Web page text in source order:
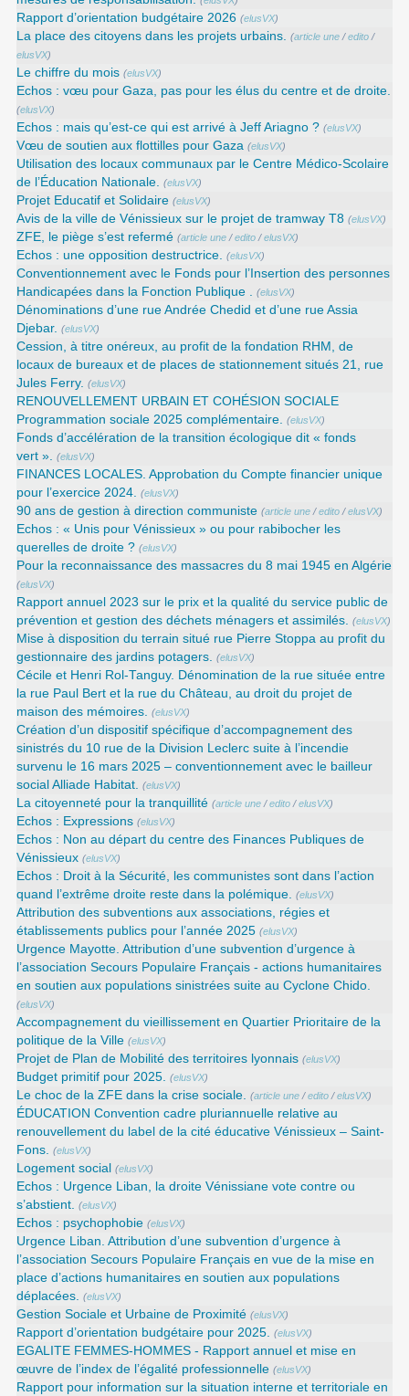
Rapport d’orientation budgétaire 2026 (elusVX)
La place des citoyens dans les projets urbains. (article une /edito /
elusVX)
Le chiffre du mois (elusVX)
Echos : vœu pour Gaza, pas pour les élus du centre et de droite.
(elusVX)
Echos : mais qu’est-ce qui est arrivé à Jeff Ariagno ? (elusVX)
Vœu de soutien aux flottilles pour Gaza (elusVX)
Utilisation des locaux communaux par le Centre Médico-Scolaire
de l’Éducation Nationale. (elusVX)
Projet Educatif et Solidaire (elusVX)
Avis de la ville de Vénissieux sur le projet de tramway T8 (elusVX)
ZFE, le piège s’est refermé (article une /edito /elusVX)
Echos : une opposition destructrice. (elusVX)
Conventionnement avec le Fonds pour l’Insertion des personnes
Handicapées dans la Fonction Publique . (elusVX)
Dénominations d’une rue Andrée Chedid et d’une rue Assia
Djebar. (elusVX)
Cession, à titre onéreux, au profit de la fondation RHM, de
locaux de bureaux et de places de stationnement situés 21, rue
Jules Ferry. (elusVX)
RENOUVELLEMENT URBAIN ET COHÉSION SOCIALE
Programmation sociale 2025 complémentaire. (elusVX)
Fonds d’accélération de la transition écologique dit « fonds
vert ». (elusVX)
FINANCES LOCALES. Approbation du Compte financier unique
pour l’exercice 2024. (elusVX)
90 ans de gestion à direction communiste (article une /edito /elusVX)
Echos : « Unis pour Vénissieux » ou pour rabibocher les
querelles de droite ? (elusVX)
Pour la reconnaissance des massacres du 8 mai 1945 en Algérie
(elusVX)
Rapport annuel 2023 sur le prix et la qualité du service public de
prévention et gestion des déchets ménagers et assimilés. (elusVX)
Mise à disposition du terrain situé rue Pierre Stoppa au profit du
gestionnaire des jardins potagers. (elusVX)
Cécile et Henri Rol-Tanguy. Dénomination de la rue située entre
la rue Paul Bert et la rue du Château, au droit du projet de
maison des mémoires. (elusVX)
Création d’un dispositif spécifique d’accompagnement des
sinistrés du 10 rue de la Division Leclerc suite à l’incendie
survenu le 16 mars 2025 – conventionnement avec le bailleur
social Alliade Habitat. (elusVX)
La citoyenneté pour la tranquillité (article une /edito /elusVX)
Echos : Expressions (elusVX)
Echos : Non au départ du centre des Finances Publiques de
Vénissieux (elusVX)
Echos : Droit à la Sécurité, les communistes sont dans l’action
quand l’extrême droite reste dans la polémique. (elusVX)
Attribution des subventions aux associations, régies et
établissements publics pour l’année 2025 (elusVX)
Urgence Mayotte. Attribution d’une subvention d’urgence à
l’association Secours Populaire Français - actions humanitaires
en soutien aux populations sinistrées suite au Cyclone Chido.
(elusVX)
Accompagnement du vieillissement en Quartier Prioritaire de la
politique de la Ville (elusVX)
Projet de Plan de Mobilité des territoires lyonnais (elusVX)
Budget primitif pour 2025. (elusVX)
Le choc de la ZFE dans la crise sociale. (article une /edito /elusVX)
ÉDUCATION Convention cadre pluriannuelle relative au
renouvellement du label de la cité éducative Vénissieux – Saint-
Fons. (elusVX)
Logement social (elusVX)
Echos : Urgence Liban, la droite Vénissiane vote contre ou
s’abstient. (elusVX)
Echos : psychophobie (elusVX)
Urgence Liban. Attribution d’une subvention d’urgence à
l’association Secours Populaire Français en vue de la mise en
place d’actions humanitaires en soutien aux populations
déplacées. (elusVX)
Gestion Sociale et Urbaine de Proximité (elusVX)
Rapport d’orientation budgétaire pour 2025. (elusVX)
EGALITE FEMMES-HOMMES - Rapport annuel et mise en
œuvre de l’index de l’égalité professionnelle (elusVX)
Rapport pour information sur la situation interne et territoriale en